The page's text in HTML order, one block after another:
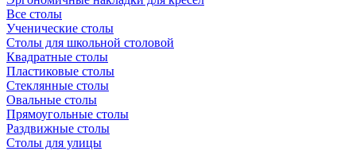
Все столы
Ученические столы
Столы для школьной столовой
Квадратные столы
Пластиковые столы
Стеклянные столы
Овальные столы
Прямоугольные столы
Раздвижные столы
Столы для улицы